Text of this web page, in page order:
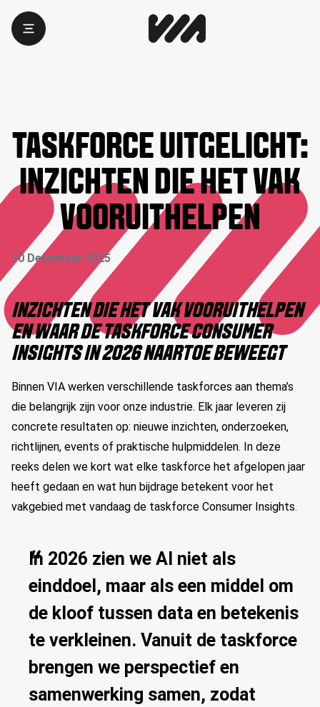
TASKFORCE UITGELICHT:
INZICHTEN DIE HET VAK
VOORUITHELPEN
10 December 2025
INZICHTEN DIE HET VAK VOORUITHELPEN
EN WAAR DE TASKFORCE CONSUMER
INSIGHTS IN 2026 NAARTOE BEWEEGT
Binnen VIA werken verschillende taskforces aan thema’s
die belangrijk zijn voor onze industrie. Elk jaar leveren zij
concrete resultaten op: nieuwe inzichten, onderzoeken,
richtlijnen, events of praktische hulpmiddelen. In deze
reeks delen we kort wat elke taskforce het afgelopen jaar
heeft gedaan en wat hun bijdrage betekent voor het
vakgebied met vandaag de taskforce Consumer Insights.
In 2026 zien we AI niet als
einddoel, maar als een middel om
de kloof tussen data en betekenis
te verkleinen. Vanuit de taskforce
brengen we perspectief en
samenwerking samen, zodat